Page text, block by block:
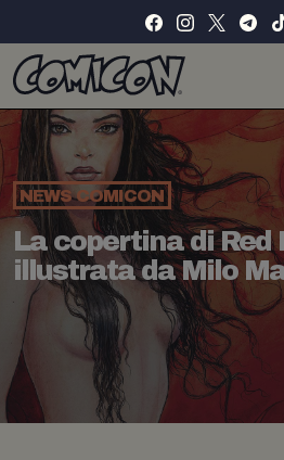
NEWSCOMICON
La copertina di Red
illustrata da Milo